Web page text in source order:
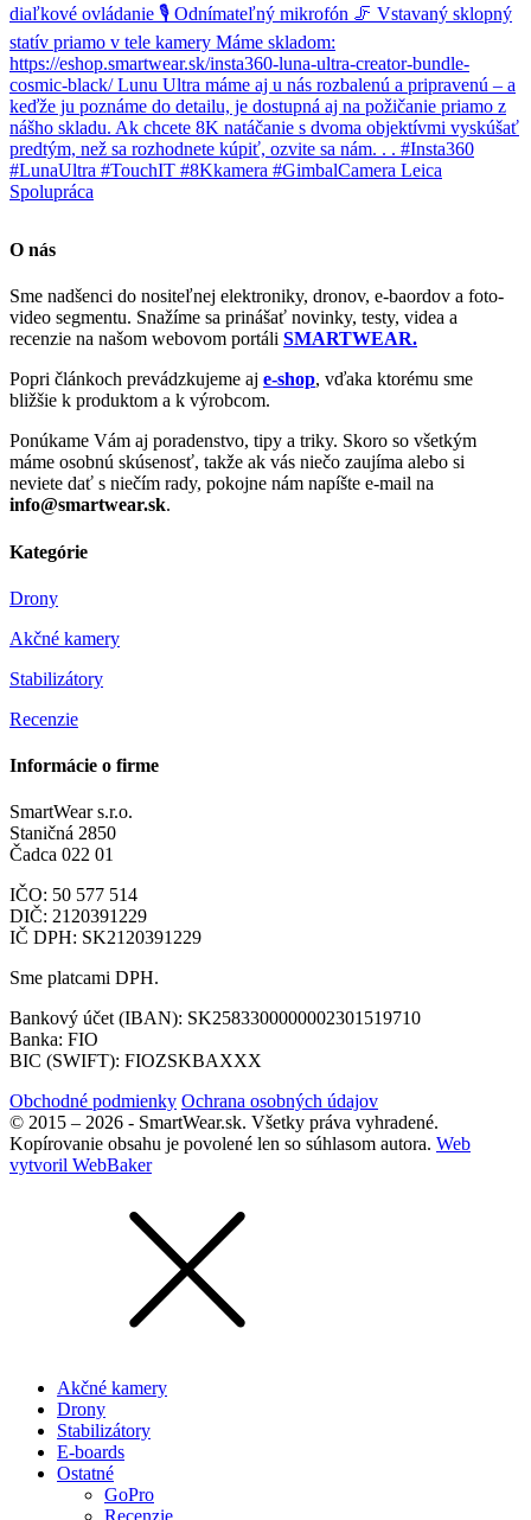
O nás
Sme nadšenci do nositeľnej elektroniky, dronov, e-baordov a foto-
video segmentu. Snažíme sa prinášať novinky, testy, videa a
recenzie na našom webovom portáli SMARTWEAR.
Popri článkoch prevádzkujeme aj e-shop, vďaka ktorému sme
bližšie k produktom a k výrobcom.
Ponúkame Vám aj poradenstvo, tipy a triky. Skoro so všetkým
máme osobnú skúsenosť, takže ak vás niečo zaujíma alebo si
neviete dať s niečím rady, pokojne nám napíšte e-mail na
info@smartwear.sk.
Kategórie
Drony
Akčné kamery
Stabilizátory
Recenzie
Informácie o firme
SmartWear s.r.o.
Staničná 2850
Čadca 022 01
IČO: 50 577 514
DIČ: 2120391229
IČ DPH: SK2120391229
Sme platcami DPH.
Bankový účet (IBAN): SK2583300000002301519710
Banka: FIO
BIC (SWIFT): FIOZSKBAXXX
Obchodné podmienky Ochrana osobných údajov
© 2015 – 2026 - SmartWear.sk. Všetky práva vyhradené.
Kopírovanie obsahu je povolené len so súhlasom autora. Web
vytvoril WebBaker
Akčné kamery
Drony
Stabilizátory
E-boards
Ostatné
GoPro